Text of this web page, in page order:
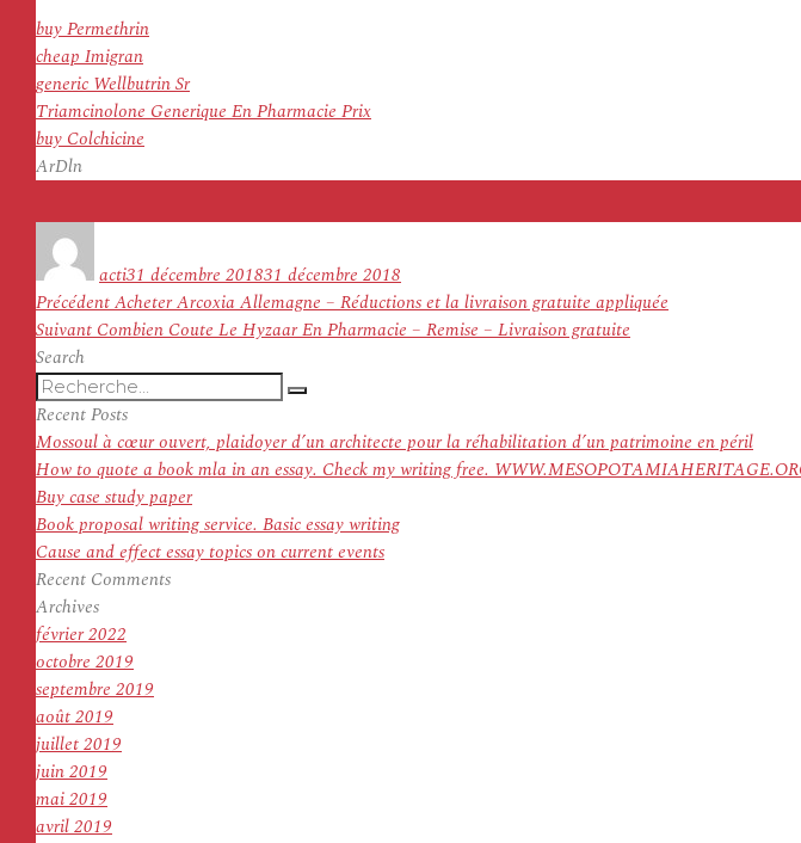
buy Permethrin
cheap Imigran
generic Wellbutrin Sr
Triamcinolone Generique En Pharmacie Prix
buy Colchicine
ArDln
actile
31 décembre 201831 décembre 2018
Navigation
de
l’article
PrécédentArticle
précédent :
Acheter Arcoxia Allemagne – Réductions et la livraison gratuite appliquée
Suivant Article
Combien Coute Le Hyzaar En Pharmacie – Remise – Livraison gratuite
Search
Recherche
pour
:
Recherche
Recent Posts
Mossoul à cœur ouvert, plaidoyer d’un architecte pour la réhabilitation d’un patrimoine en péril
How to quote a book mla in an essay. Check my writing free.
Buy case study paper
Book proposal writing service. Basic essay writing
Cause and effect essay topics on current events
Recent Comments
Archives
février 2022
octobre 2019
septembre 2019
août 2019
juillet 2019
juin 2019
mai 2019
avril 2019